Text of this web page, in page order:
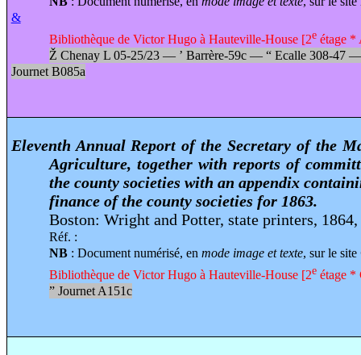
&
Bibliothèque de Victor Hugo à Hauteville-House [2eétage *
Ž Chenay L 05-25/23 — ’ Barrère-59c — “Ecalle 308-47
Journet B085a
Eleventh Annual Report of the Secretary of the
Agriculture, together with reports of
the county societies with an appendix
finance of the county societies for 1863.
Boston: Wright and Potter, state printers, 1864,
Réf. :
NB: Document numérisé, en mode image et texte, sur le site
Bibliothèque de Victor Hugo à Hauteville-House [2eétage *
”Journet A151c